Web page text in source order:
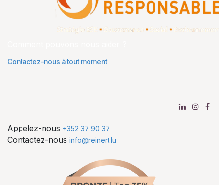
Contactez-nous à tout moment
Appelez-nous +352 37 90 37
Contactez-nous info@reinert.lu